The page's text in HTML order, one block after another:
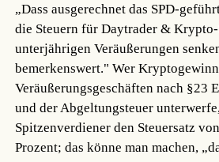
„Dass ausgerechnet das SPD-
die Steuern für Daytrader &
unterjährigen Veräußerungen
bemerkenswert." Wer
Veräußerungsgeschäften nach §23
und der Abgeltungsteuer
Spitzenverdiener den Steuersatz
Prozent; das könne man machen,